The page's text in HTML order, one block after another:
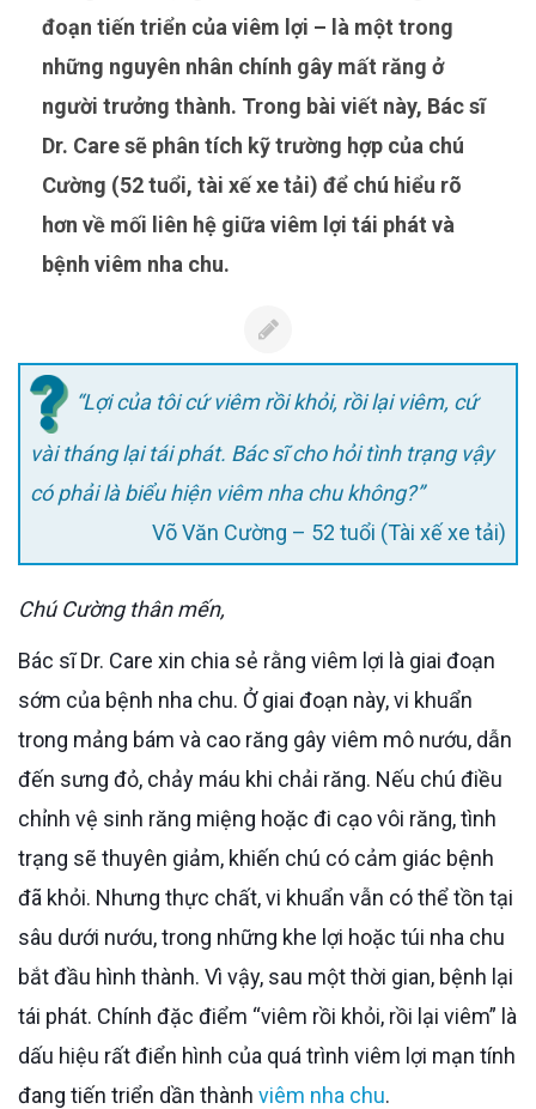
đoạn tiến triển của viêm lợi – là một trong
những nguyên nhân chính gây mất răng ở
người trưởng thành. Trong bài viết này, Bác sĩ
Dr. Care sẽ phân tích kỹ trường hợp của chú
Cường (52 tuổi, tài xế xe tải) để chú hiểu rõ
hơn về mối liên hệ giữa viêm lợi tái phát và
bệnh viêm nha chu.
“Lợi của tôi cứ viêm rồi khỏi, rồi lại viêm, cứ
vài tháng lại tái phát. Bác sĩ cho hỏi tình trạng vậy
có phải là biểu hiện viêm nha chu không?”
Võ Văn Cường – 52 tuổi (Tài xế xe tải)
Chú Cường thân mến,
Bác sĩ Dr. Care xin chia sẻ rằng viêm lợi là giai đoạn
sớm của bệnh nha chu. Ở giai đoạn này, vi khuẩn
trong mảng bám và cao răng gây viêm mô nướu, dẫn
đến sưng đỏ, chảy máu khi chải răng. Nếu chú điều
chỉnh vệ sinh răng miệng hoặc đi cạo vôi răng, tình
trạng sẽ thuyên giảm, khiến chú có cảm giác bệnh
đã khỏi. Nhưng thực chất, vi khuẩn vẫn có thể tồn tại
sâu dưới nướu, trong những khe lợi hoặc túi nha chu
bắt đầu hình thành. Vì vậy, sau một thời gian, bệnh lại
tái phát. Chính đặc điểm “viêm rồi khỏi, rồi lại viêm” là
dấu hiệu rất điển hình của quá trình viêm lợi mạn tính
đang tiến triển dần thành viêm nha chu.